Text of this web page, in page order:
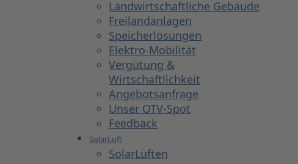
Landwirtschaftliche Gebäude
Freilandanlagen
Speicherlösungen
Elektro-Mobilität
Vergütung &
Wirtschaftlichkeit
Angebotsanfrage
Unser OTV-Spot
Feedback
SolarLuft
SolarLüften